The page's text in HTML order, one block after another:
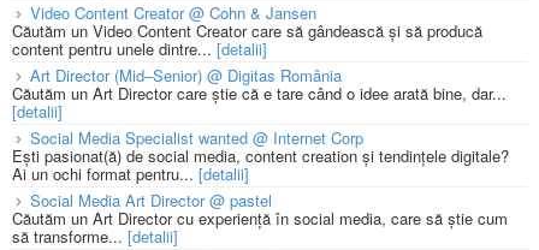
Video Content Creator @ Cohn & Jansen
Căutăm un Video Content Creator care să gândească și să producă
content pentru unele dintre... [detalii]
Art Director (Mid–Senior) @ Digitas România
Căutăm un Art Director care știe că e tare când o idee arată bine, dar...
[detalii]
Social Media Specialist wanted @ Internet Corp
Ești pasionat(ă) de social media, content creation și tendințele digitale?
Ai un ochi format pentru... [detalii]
Social Media Art Director @ pastel
Căutăm un Art Director cu experiență în social media, care să știe cum
să transforme... [detalii]